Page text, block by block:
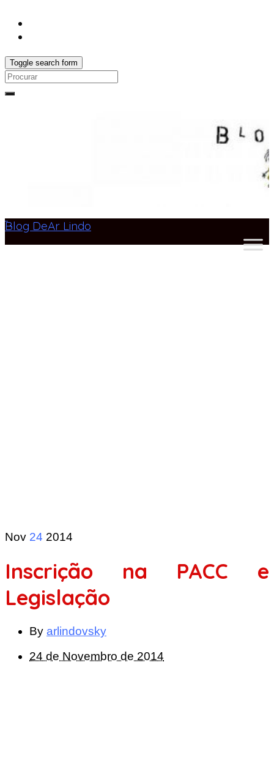
Toggle search form
Search
Blog DeAr Lindo
Nov 24 2014
Inscrição na PACC e
Legislação
By arlindovsky
24 de Novembro de 2014